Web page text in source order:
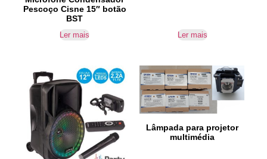
Pescoço Cisne 15″ botão
BST
Ler mais Ler mais
Lâmpada para projetor
multimédia